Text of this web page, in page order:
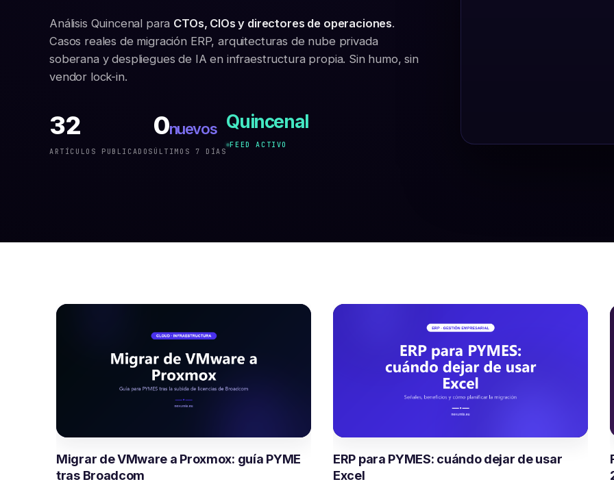
Análisis Quincenal para CTOs, CIOs y directores de operaciones.
Casos reales de migración ERP, arquitecturas de nube privada
soberana y despliegues de IA en infraestructura propia. Sin humo, sin
vendor lock-in.
32
ARTÍCULOS PUBLICADOS
0nuevos
ÚLTIMOS 7 DÍAS
Quincenal
FEED ACTIVO
Migrar de VMware a Proxmox: guía PYME
tras Broadcom
ERP para PYMES: cuándo dejar de usar
Excel